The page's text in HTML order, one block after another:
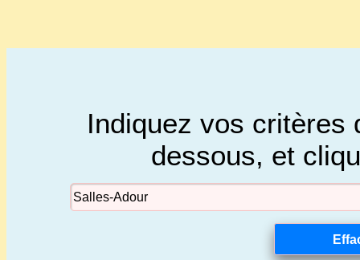
Indiquez vos critères
dessous, et